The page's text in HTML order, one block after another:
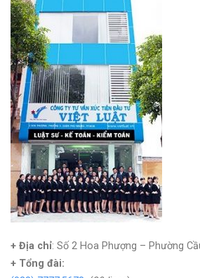
+ Địa chỉ: Số 2 Hoa Phượng – Phường
+ Tổng đài: